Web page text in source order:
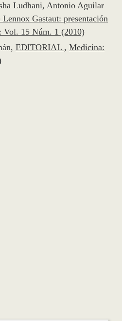
Ludhani, Antonio Aguilar
Lennox Gastaut: presentación
Vol. 15 Núm. 1 (2010)
EDITORIAL , Medicina: